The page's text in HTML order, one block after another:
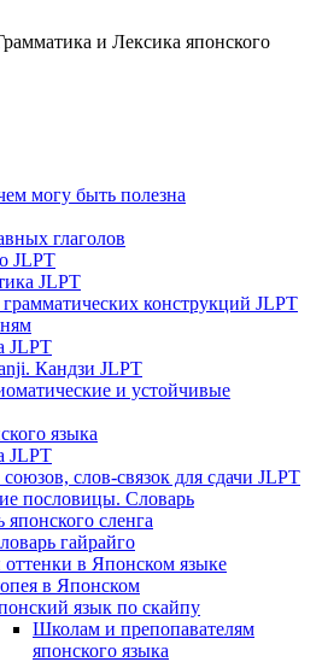
и Лексика японского
могу быть полезна
глаголов
JLPT
JLPT
конструкций JLPT
JLPT
Кандзи JLPT
и устойчивые
языка
JLPT
слов-связок для сдачи JLPT
пословицы. Словарь
японского сленга
гайрайго
оттенки в Японском языке
в Японском
язык по скайпу
Школам и препопавателям
японского языка